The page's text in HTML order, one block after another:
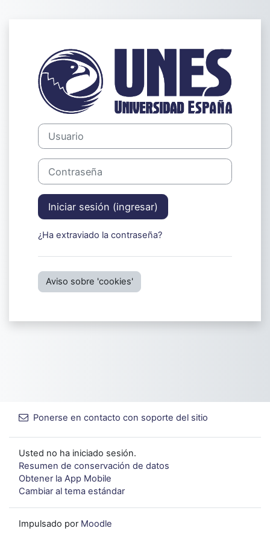
Ingresar a
Usuario
Contraseña
Iniciar sesión (ingresar)
¿Ha extraviado la contraseña?
Aviso sobre 'cookies'
Ponerse en contacto con soporte del sitio
Usted no ha iniciado sesión.
Resumen de conservación de datos
Obtener la App Mobile
Cambiar al tema estándar
Impulsado por Moodle